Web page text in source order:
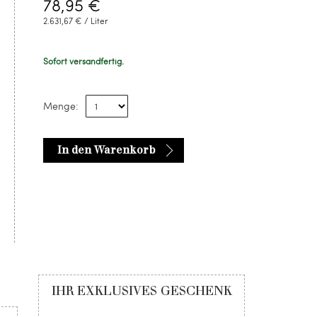
78,95 €
2.631,67 € / Liter
Sofort versandfertig.
Menge:
In den Warenkorb
IHR EXKLUSIVES GESCHENK